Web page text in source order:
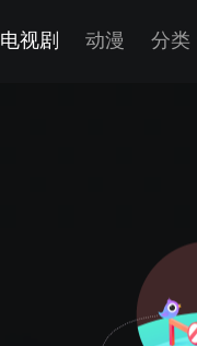
电视剧 动漫 分类